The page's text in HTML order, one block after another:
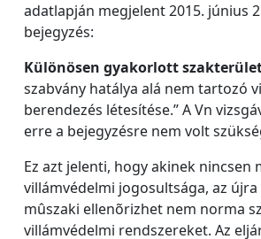
adatlapján megjelent 2015. június
bejegyzés:
Különösen gyakorlott
szabvány hatálya alá nem tartozó
berendezés létesítése.” A Vn
erre a bejegyzésre nem volt
Ez azt jelenti, hogy akinek nincsen
villámvédelmi jogosultsága, az
mûszaki ellenõrizhet nem norma
villámvédelmi rendszereket. Az